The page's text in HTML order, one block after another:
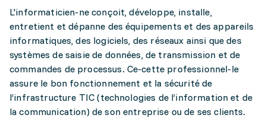
L'informaticien-ne conçoit, développe, installe,
entretient et dépanne des équipements et des appareils
informatiques, des logiciels, des réseaux ainsi que des
systèmes de saisie de données, de transmission et de
commandes de processus. Ce-cette professionnel-le
assure le bon fonctionnement et la sécurité de
l’infrastructure TIC (technologies de l’information et de
la communication) de son entreprise ou de ses clients.